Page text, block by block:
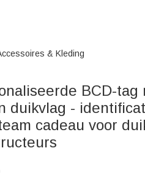
& Kleding
BCD-
duikvlag -
cadeau voor